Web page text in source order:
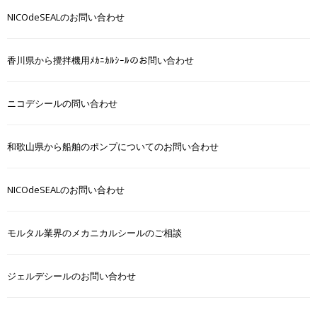
NICOdeSEALのお問い合わせ
香川県から攪拌機用ﾒｶﾆｶﾙｼｰﾙのお問い合わせ
ニコデシールの問い合わせ
和歌山県から船舶のポンプについてのお問い合わせ
NICOdeSEALのお問い合わせ
モルタル業界のメカニカルシールのご相談
ジェルデシールのお問い合わせ